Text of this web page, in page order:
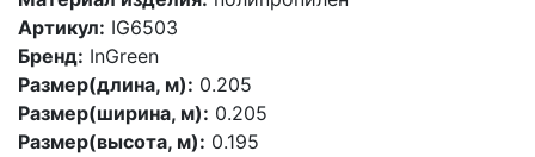
Артикул: IG6503
Бренд: InGreen
Размер(длина, м): 0.205
Размер(ширина, м): 0.205
Размер(высота, м): 0.195